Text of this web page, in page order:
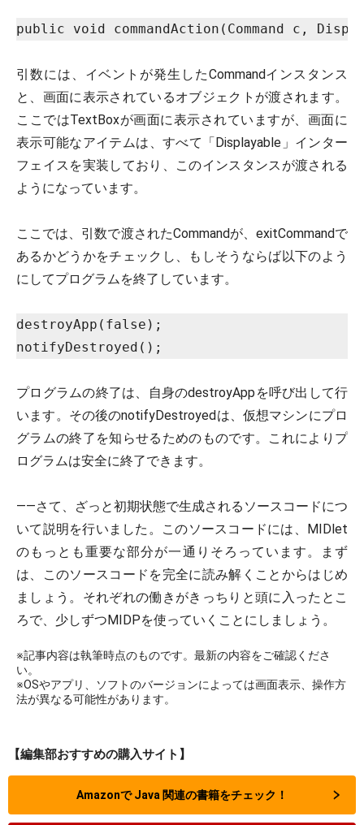
public void commandAction(Command c,
引数には、イベントが発生したCommandインスタンス
と、画面に表示されているオブジェクトが渡されます。
ここではTextBoxが画面に表示されていますが、画面に
表示可能なアイテムは、すべて「Displayable」インター
フェイスを実装しており、このインスタンスが渡される
ようになっています。
ここでは、引数で渡されたCommandが、exitCommandで
あるかどうかをチェックし、もしそうならば以下のよう
にしてプログラムを終了しています。
destroyApp(false);
notifyDestroyed();
プログラムの終了は、自身のdestroyAppを呼び出して行
います。その後のnotifyDestroyedは、仮想マシンにプロ
グラムの終了を知らせるためのものです。これによりプ
ログラムは安全に終了できます。
――さて、ざっと初期状態で生成されるソースコードにつ
いて説明を行いました。このソースコードには、MIDlet
のもっとも重要な部分が一通りそろっています。まず
は、このソースコードを完全に読み解くことからはじめ
ましょう。それぞれの働きがきっちりと頭に入ったとこ
ろで、少しずつMIDPを使っていくことにしましょう。
※記事内容は執筆時点のものです。最新の内容をご確認くださ
い。
※OSやアプリ、ソフトのバージョンによっては画面表示、操作方
法が異なる可能性があります。
【編集部おすすめの購入サイト】
Amazonで Java 関連の書籍をチェック！